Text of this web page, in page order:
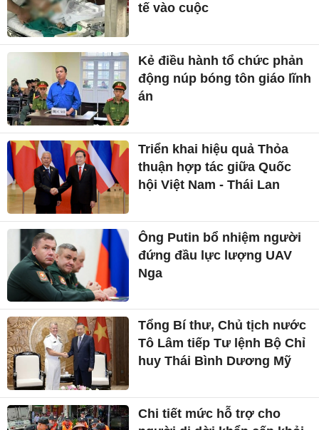
tế vào cuộc
Kẻ điều hành tổ chức phản
động núp bóng tôn giáo lĩnh
án
Triển khai hiệu quả Thỏa
thuận hợp tác giữa Quốc
hội Việt Nam - Thái Lan
Ông Putin bổ nhiệm người
đứng đầu lực lượng UAV
Nga
Tổng Bí thư, Chủ tịch nước
Tô Lâm tiếp Tư lệnh Bộ Chỉ
huy Thái Bình Dương Mỹ
Chi tiết mức hỗ trợ cho